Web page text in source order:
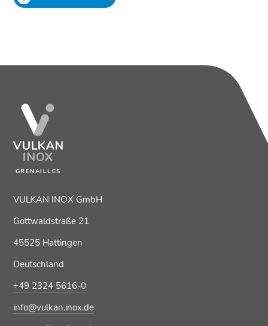
GRENAILLES
VULKAN INOX GmbH
Gottwaldstraße 21
45525 Hattingen
Deutschland
+49 2324 5616-0
info@vulkan.inox.de